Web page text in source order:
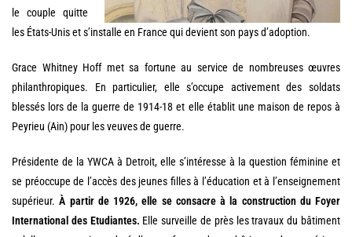
le couple quitte
les États-Unis et s’installe en France qui devient son pays d’adoption.
Grace Whitney Hoff met sa fortune au service de nombreuses œuvres
philanthropiques. En particulier, elle s’occupe activement des soldats
blessés lors de la guerre de 1914-18 et elle établit une maison de repos à
Peyrieu (Ain) pour les veuves de guerre.
Présidente de la YWCA à Detroit, elle s’intéresse à la question féminine et
se préoccupe de l’accès des jeunes filles à l’éducation et à l’enseignement
supérieur.À partir de 1926, elle se consacre à la construction du Foyer
International des Etudiantes. Elle surveille de près les travaux du bâtiment